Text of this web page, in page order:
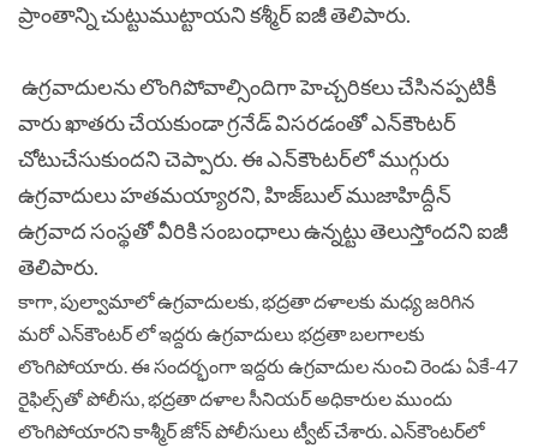
ప్రాంతాన్ని చుట్టుముట్టాయని కశ్మీర్ ఐజీ తెలిపారు.
ఉగ్రవాదులను లొంగిపోవాల్సిందిగా హెచ్చరికలు చేసినప్పటికీ
వారు ఖాతరు చేయకుండా గ్రనేడ్ విసరడంతో ఎన్‌కౌంటర్
చోటుచేసుకుందని చెప్పారు. ఈ ఎన్‌కౌంటర్‌లో ముగ్గురు
ఉగ్రవాదులు హతమయ్యారని, హిజ్‌బుల్ ముజాహిద్దీన్
ఉగ్రవాద సంస్థతో వీరికి సంబంధాలు ఉన్నట్టు తెలుస్తోందని ఐజీ
తెలిపారు.
కాగా, పుల్వామాలో ఉగ్రవాదులకు, భద్రతా దళాలకు మధ్య జరిగిన
మరో ఎన్‌కౌంటర్‌ లో ఇద్దరు ఉగ్రవాదులు భద్రతా బలగాలకు
లొంగిపోయారు. ఈ సందర్భంగా ఇద్దరు ఉగ్రవాదుల నుంచి రెండు ఏకే-47
రైఫిల్స్‌తో పోలీసు, భద్రతా దళాల సీనియర్‌ అధికారుల ముందు
లొంగిపోయారని కాశ్మీర్‌ జోన్‌ పోలీసులు ట్వీట్‌ చేశారు. ఎన్‌కౌంటర్‌లో